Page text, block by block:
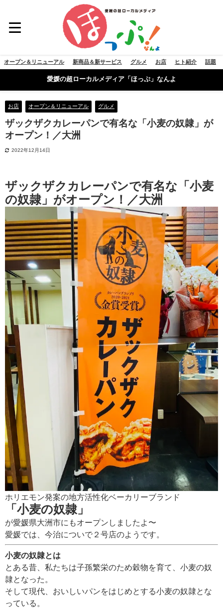
オープン＆リニューアル 新商品＆新サービス グルメ お店 ヒト紹介 話題
愛媛の超ローカルメディア「ほっぷ」なんよ
お店 オープン＆リニューアル グルメ
ザックザクカレーパンで有名な「小麦の奴隷」が
オープン！／大洲
2022年12月14日
ザックザクカレーパンで有名な「小麦
の奴隷」がオープン！／大洲
ホリエモン発案の地方活性化ベーカリーブランド
「小麦の奴隷」
が愛媛県大洲市にもオープンしましたよ〜
愛媛では、今治についで２号店のようです。
小麦の奴隷とは
とある昔、私たちは子孫繁栄のため穀物を育て、小麦の奴
隷となった。
そして現代、おいしいパンをはじめとする小麦の奴隷とな
っている。